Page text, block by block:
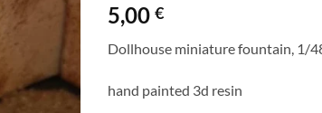
5,00 €
Dollhouse miniature fountain, 1/
hand painted 3d resin